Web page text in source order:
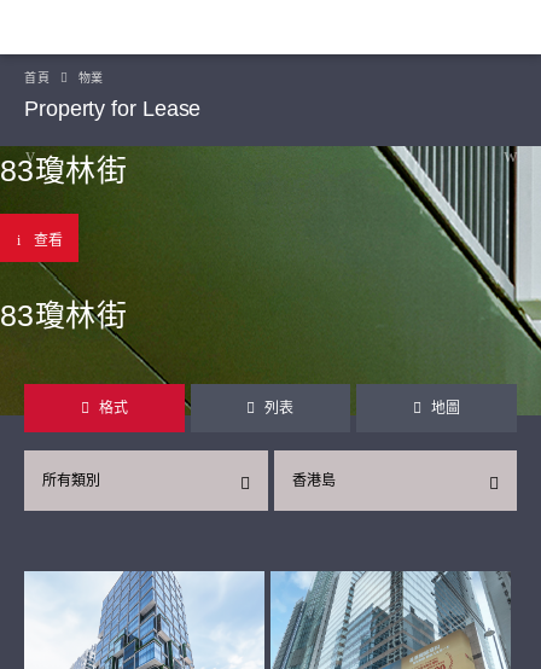
首頁 物業
Property for Lease
83瓊林街
查看
83瓊林街
格式 列表 地圖
香港島
所有類別